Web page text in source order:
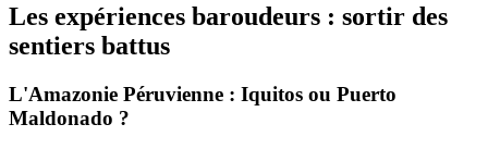
Les expériences baroudeurs : sortir des
sentiers battus
L'Amazonie Péruvienne : Iquitos ou Puerto
Maldonado ?